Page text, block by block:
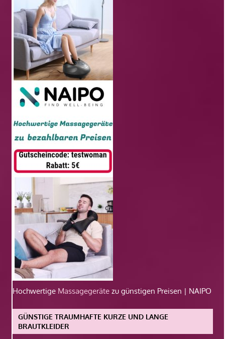
Hochwertige Massagegeräte zu günstigen Preisen | NAIPO
GÜNSTIGE TRAUMHAFTE KURZE UND LANGE
BRAUTKLEIDER